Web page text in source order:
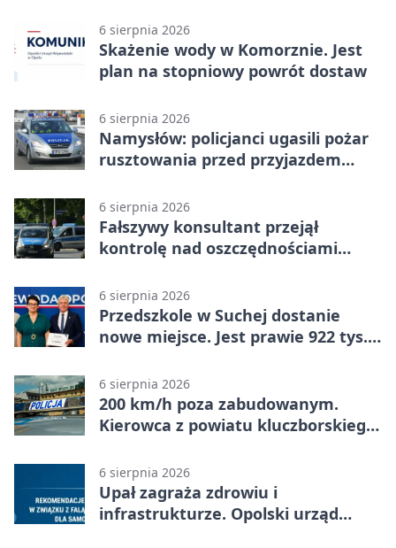
6 sierpnia 2026
Skażenie wody w Komorznie. Jest
plan na stopniowy powrót dostaw
6 sierpnia 2026
Namysłów: policjanci ugasili pożar
rusztowania przed przyjazdem
6 sierpnia 2026
Fałszywy konsultant przejął
kontrolę nad oszczędnościami
6 sierpnia 2026
Przedszkole w Suchej dostanie
nowe miejsce. Jest prawie 922 tys.
6 sierpnia 2026
200 km/h poza zabudowanym.
Kierowca z powiatu kluczborskiego
6 sierpnia 2026
Upał zagraża zdrowiu i
infrastrukturze. Opolski urząd